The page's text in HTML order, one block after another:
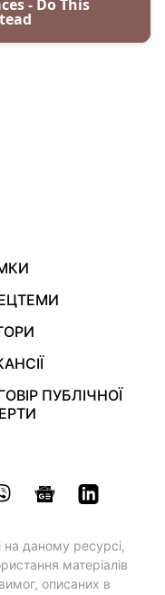
ПУБЛІЧНОЇ
на даному ресурсі,
матеріалів
описаних в